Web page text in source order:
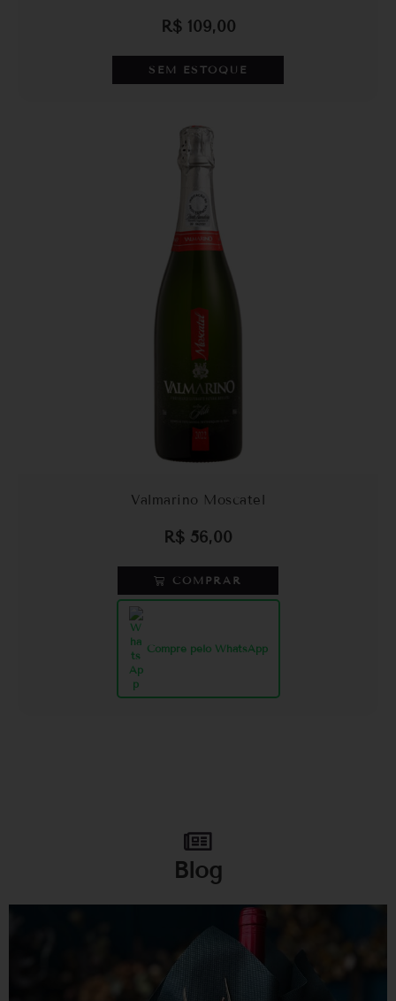
R$109,00
SEM ESTOQUE
Valmarino Moscatel
R$ 56,00
COMPRAR
Compre pelo WhatsApp
Blog